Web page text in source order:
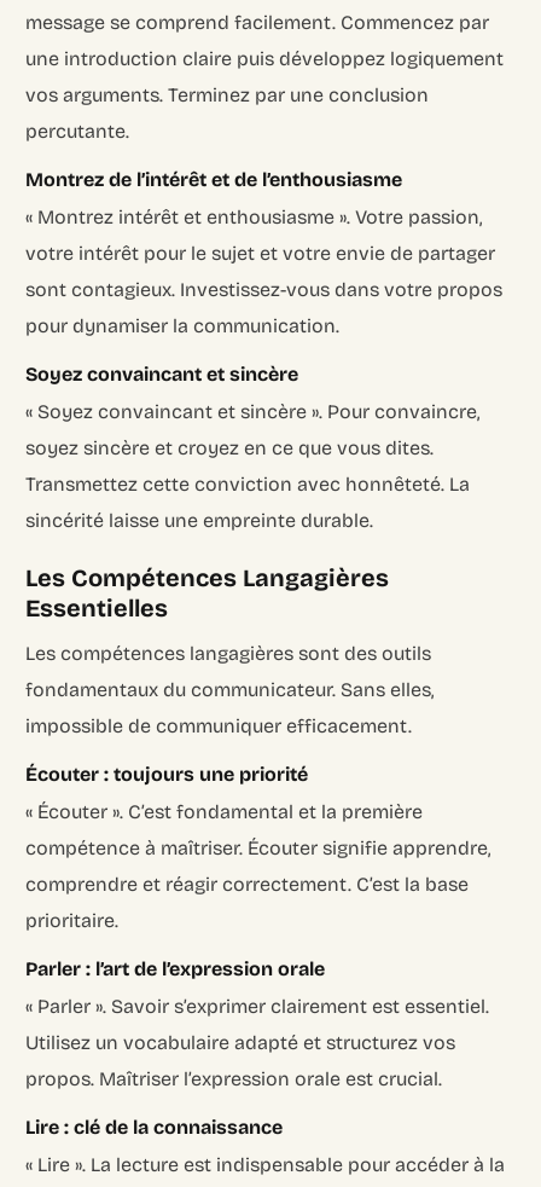
message se comprend facilement. Commencez par
une introduction claire puis développez logiquement
vos arguments. Terminez par une conclusion
percutante.
Montrez de l’intérêt et de l’enthousiasme
« Montrez intérêt et enthousiasme ». Votre passion,
votre intérêt pour le sujet et votre envie de partager
sont contagieux. Investissez-vous dans votre propos
pour dynamiser la communication.
Soyez convaincant et sincère
« Soyez convaincant et sincère ». Pour convaincre,
soyez sincère et croyez en ce que vous dites.
Transmettez cette conviction avec honnêteté. La
sincérité laisse une empreinte durable.
Les Compétences Langagières
Essentielles
Les compétences langagières sont des outils
fondamentaux du communicateur. Sans elles,
impossible de communiquer efficacement.
Écouter : toujours une priorité
« Écouter ». C’est fondamental et la première
compétence à maîtriser. Écouter signifie apprendre,
comprendre et réagir correctement. C’est la base
prioritaire.
Parler : l’art de l’expression orale
« Parler ». Savoir s’exprimer clairement est essentiel.
Utilisez un vocabulaire adapté et structurez vos
propos. Maîtriser l’expression orale est crucial.
Lire : clé de la connaissance
« Lire ». La lecture est indispensable pour accéder à la